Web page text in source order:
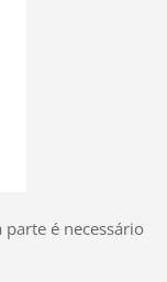
parte é necessário